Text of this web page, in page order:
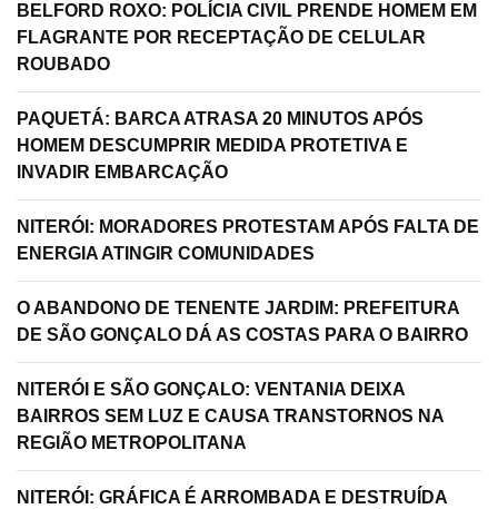
BELFORD ROXO: POLÍCIA CIVIL PRENDE HOMEM EM
FLAGRANTE POR RECEPTAÇÃO DE CELULAR
ROUBADO
PAQUETÁ: BARCA ATRASA 20 MINUTOS APÓS
HOMEM DESCUMPRIR MEDIDA PROTETIVA E
INVADIR EMBARCAÇÃO
NITERÓI: MORADORES PROTESTAM APÓS FALTA DE
ENERGIA ATINGIR COMUNIDADES
O ABANDONO DE TENENTE JARDIM: PREFEITURA
DE SÃO GONÇALO DÁ AS COSTAS PARA O BAIRRO
NITERÓI E SÃO GONÇALO: VENTANIA DEIXA
BAIRROS SEM LUZ E CAUSA TRANSTORNOS NA
REGIÃO METROPOLITANA
NITERÓI: GRÁFICA É ARROMBADA E DESTRUÍDA